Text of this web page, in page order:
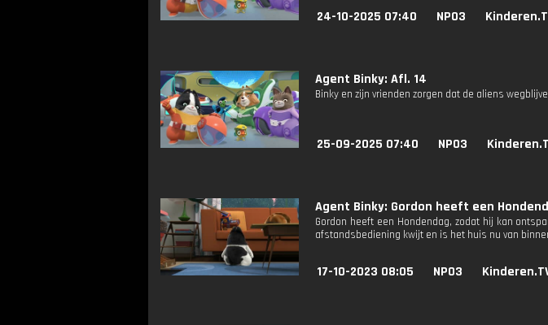
24-10-2025 07:40 NPO3
Agent Binky: Afl. 14
Binky en zijn vrienden zorgen dat de aliens
25-09-2025 07:40 NPO3
Agent Binky: Gordon heeft een
Gordon heeft een Hondendag, zodat hij kan
afstandsbediening kwijt en is het huis nu van
17-10-2023 08:05 NPO3